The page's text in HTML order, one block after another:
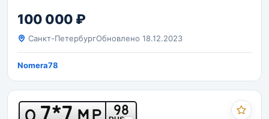
100 000 ₽
Санкт-ПетербургОбновлено 18.12.2023
Nomera78
7*7 98